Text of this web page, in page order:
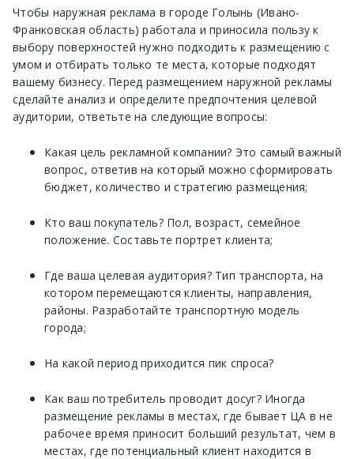
Чтобы наружная реклама в городе Голынь (Ивано-
Франковская область) работала и приносила пользу к
выбору поверхностей нужно подходить к размещению с
умом и отбирать только те места, которые подходят
вашему бизнесу. Перед размещением наружной рекламы
сделайте анализ и определите предпочтения целевой
аудитории, ответьте на следующие вопросы:
Какая цель рекламной компании? Это самый важный
вопрос, ответив на который можно сформировать
бюджет, количество и стратегию размещения;
Кто ваш покупатель? Пол, возраст, семейное
положение. Составьте портрет клиента;
Где ваша целевая аудитория? Тип транспорта, на
котором перемещаются клиенты, направления,
районы. Разработайте транспортную модель
города;
На какой период приходится пик спроса?
Как ваш потребитель проводит досуг? Иногда
размещение рекламы в местах, где бывает ЦА в не
рабочее время приносит больший результат, чем в
местах, где потенциальный клиент находится в